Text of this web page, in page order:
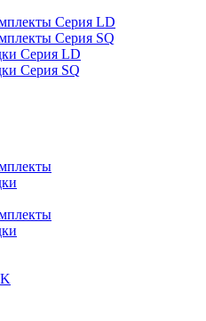
Серия LD
Серия SQ
Серия LD
Серия SQ